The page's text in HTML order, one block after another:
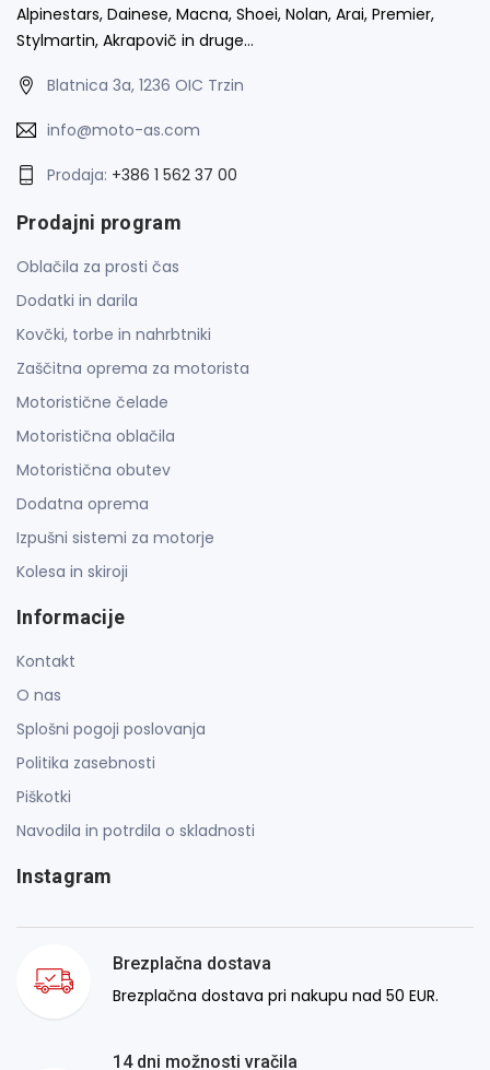
Alpinestars, Dainese, Macna, Shoei, Nolan, Arai, Premier,
Stylmartin, Akrapovič in druge…
Blatnica 3a, 1236 OIC Trzin
info@moto-as.com
Prodaja: +386 1 562 37 00
Prodajni program
Oblačila za prosti čas
Dodatki in darila
Kovčki, torbe in nahrbtniki
Zaščitna oprema za motorista
Motoristične čelade
Motoristična oblačila
Motoristična obutev
Dodatna oprema
Izpušni sistemi za motorje
Kolesa in skiroji
Informacije
Kontakt
O nas
Splošni pogoji poslovanja
Politika zasebnosti
Piškotki
Navodila in potrdila o skladnosti
Instagram
Brezplačna dostava
Brezplačna dostava pri nakupu nad 50 EUR.
14 dni možnosti vračila